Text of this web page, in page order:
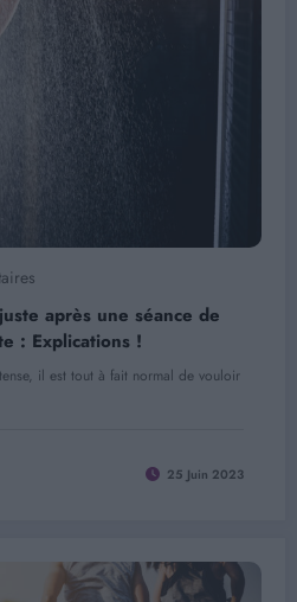
après une séance de
: Explications !
il est tout à fait normal de vouloir
25 Juin 2023